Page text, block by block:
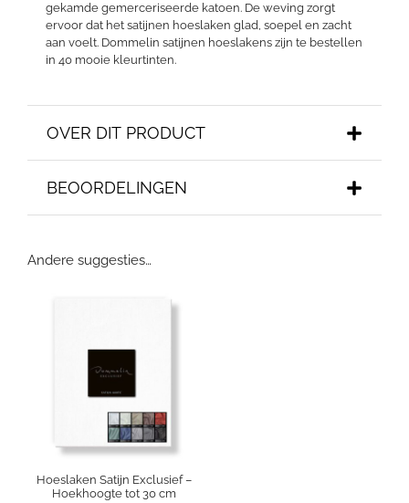
gekamde gemerceriseerde katoen. De weving zorgt
ervoor dat het satijnen hoeslaken glad, soepel en zacht
aan voelt. Dommelin satijnen hoeslakens zijn te bestellen
in 40 mooie kleurtinten.
OVER DIT PRODUCT
BEOORDELINGEN
Andere suggesties…
Hoeslaken Satijn Exclusief –
Hoekhoogte tot 30 cm